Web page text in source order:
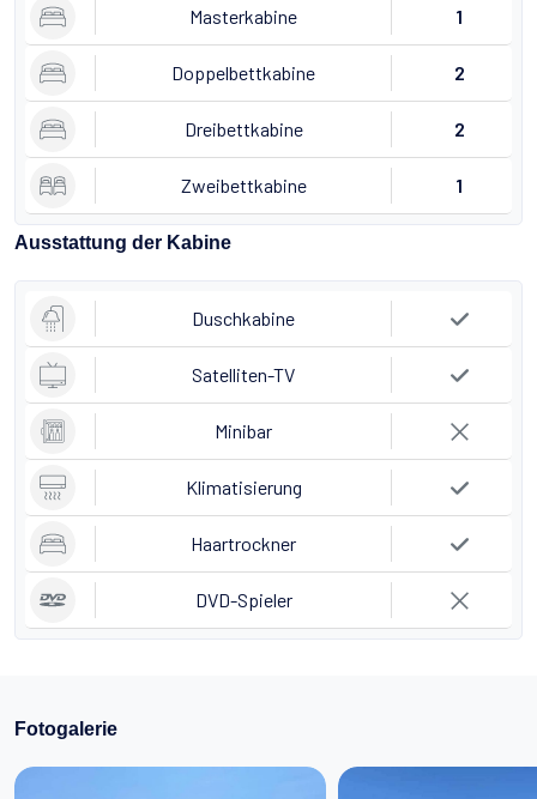
Masterkabine 1
Doppelbettkabine 2
Dreibettkabine 2
Zweibettkabine 1
Ausstattung der Kabine
Duschkabine
Satelliten-TV
Minibar
Klimatisierung
Haartrockner
DVD-Spieler
Fotogalerie